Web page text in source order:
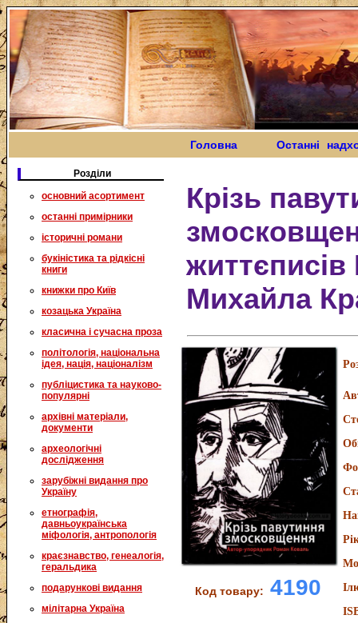
Головна Останні
Розділи
основний асортимент
останні примірники
історичні романи
букіністика та рідкісні
книги
книжки про Київ
козацька Україна
класична і сучасна проза
політологія, національна
ідея, нація, націоналізм
публіцистика та науково-
популярні
архівні матеріали,
документи
археологічні
дослідження
зарубіжні видання про
Україну
етнографія,
давньоукраїнська
міфологія, антропологія
краєзнавство, генеалогія,
геральдика
подарункові видання
мілітарна Україна
Крізь
життєписів
Михайла
Код товару: 4190